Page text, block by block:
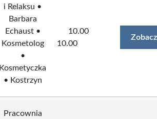
i Relaksu •
Barbara
Echaust •
Kosmetolog
•
Kosmetyczka
• Kostrzyn
10.00
10.00
Pracownia